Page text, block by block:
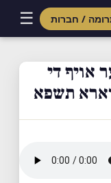
/ חברות ☰
אויף די
וארא תשפא